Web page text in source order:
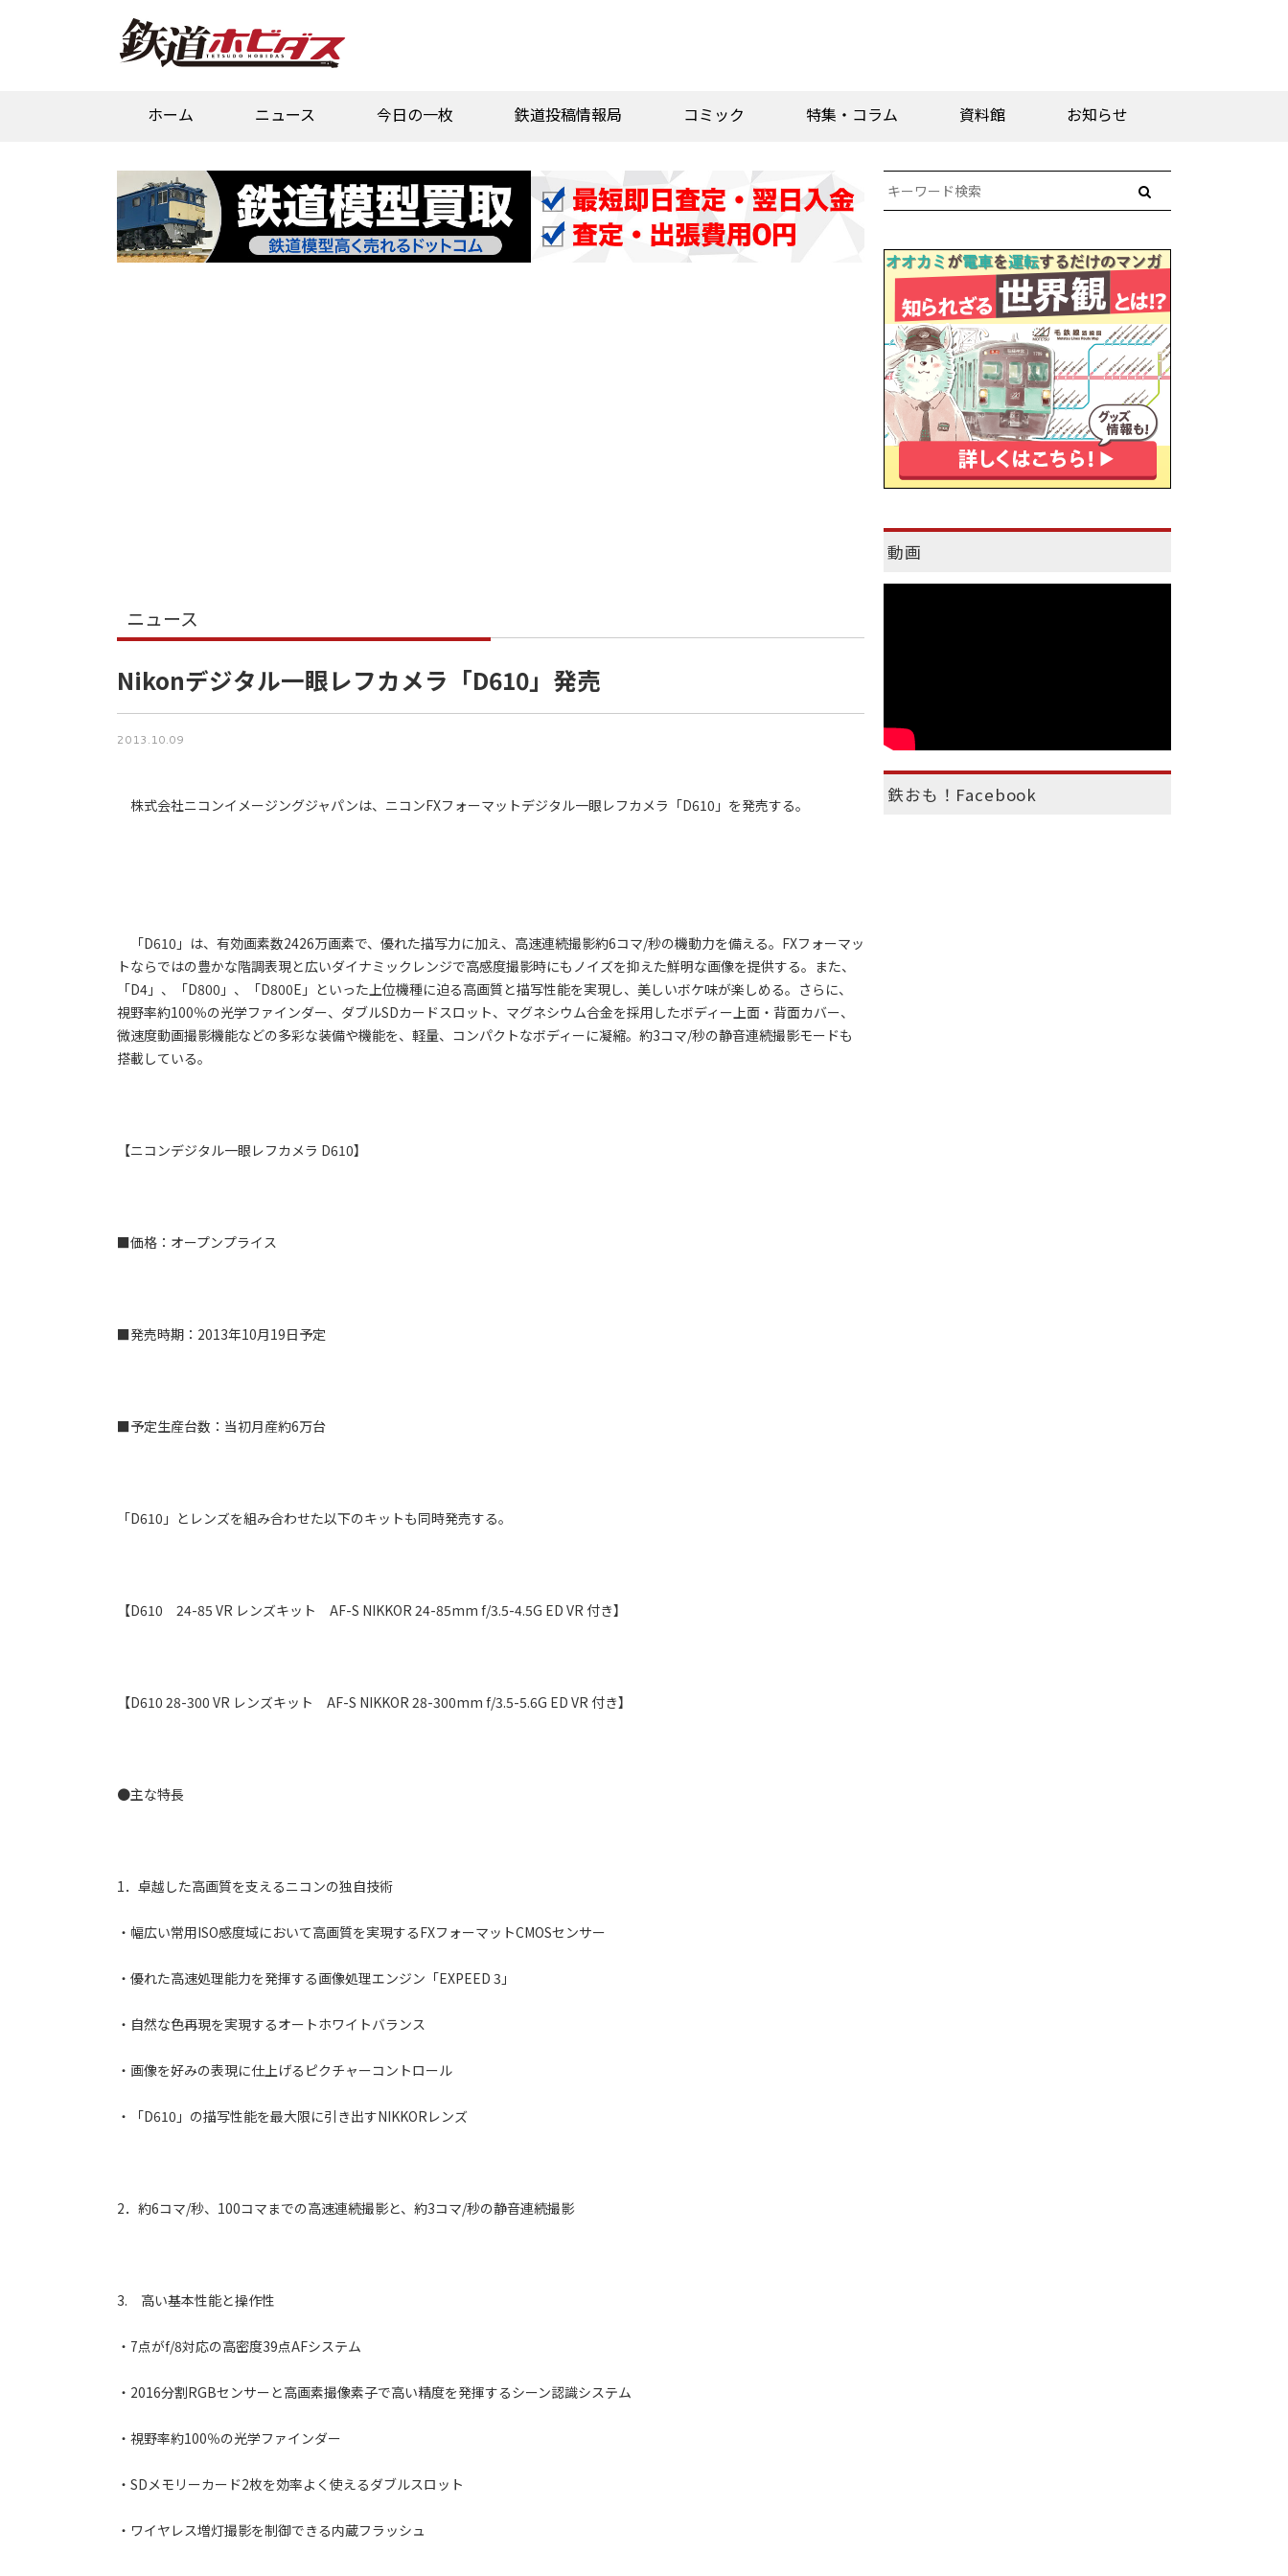
ホーム ニュース 今日の一枚 鉄道投稿情報局 コミック 特集・コラム 資料館 お知らせ
ニュース
Nikonデジタル一眼レフカメラ「D610」発売
2013.10.09
株式会社ニコンイメージングジャパンは、ニコンFXフォーマットデジタル一眼レフカメラ「D610」を発売する。
「D610」は、有効画素数2426万画素で、優れた描写力に加え、高速連続撮影約6コマ/秒の機動力を備える。FXフォーマッ
トならではの豊かな階調表現と広いダイナミックレンジで高感度撮影時にもノイズを抑えた鮮明な画像を提供する。また、
「D4」、「D800」、「D800E」といった上位機種に迫る高画質と描写性能を実現し、美しいボケ味が楽しめる。さらに、
視野率約100％の光学ファインダー、ダブルSDカードスロット、マグネシウム合金を採用したボディー上面・背面カバー、
微速度動画撮影機能などの多彩な装備や機能を、軽量、コンパクトなボディーに凝縮。約3コマ/秒の静音連続撮影モードも
搭載している。
【ニコンデジタル一眼レフカメラ D610】
■価格：オープンプライス
■発売時期：2013年10月19日予定
■予定生産台数：当初月産約6万台
「D610」とレンズを組み合わせた以下のキットも同時発売する。
【D610 24-85 VR レンズキット AF-S NIKKOR 24-85mm f/3.5-4.5G ED VR 付き】
【D610 28-300 VR レンズキット AF-S NIKKOR 28-300mm f/3.5-5.6G ED VR 付き】
●主な特長
1．卓越した高画質を支えるニコンの独自技術
・幅広い常用ISO感度域において高画質を実現するFXフォーマットCMOSセンサー
・優れた高速処理能力を発揮する画像処理エンジン「EXPEED 3」
・自然な色再現を実現するオートホワイトバランス
・画像を好みの表現に仕上げるピクチャーコントロール
・「D610」の描写性能を最大限に引き出すNIKKORレンズ
2．約6コマ/秒、100コマまでの高速連続撮影と、約3コマ/秒の静音連続撮影
3. 高い基本性能と操作性
・7点がf/8対応の高密度39点AFシステム
・2016分割RGBセンサーと高画素撮像素子で高い精度を発揮するシーン認識システム
・視野率約100％の光学ファインダー
・SDメモリーカード2枚を効率よく使えるダブルスロット
・ワイヤレス増灯撮影を制御できる内蔵フラッシュ
動画
鉄おも！Facebook